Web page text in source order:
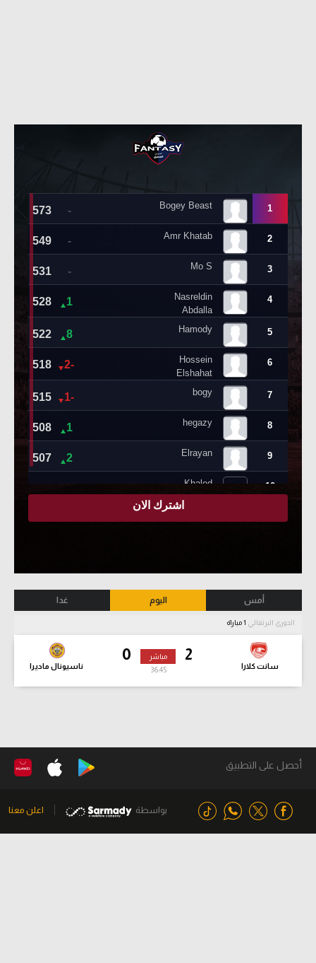
أمس اليوم غدا
الدوري البرتغالي
2
سانت كلارا
0
ناسيونال ماديرا
مباشر
36:46
أحصل على التطبيق
بواسطة اعلن معنا